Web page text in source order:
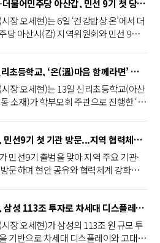
실성을 제거하고, 아산시 전체의 경제
반전시키는 마중물이 돼야 한다”고 강
어 “삼성과 행정지원 협약(MOU) 체결
로운 동력을 불어넣어야 한다”고 주문
“삼성 투자의 파급효과를 적극 알려 민간
이 ‘앞으로 성장할 도시’라는 인식을 갖
“전국에서 가장 먼저 메가프로젝트를 현
도시가 아산이라는 점을 적극 부각해야
말했다.이어 “기업과 지역이 함께 성장할
생 협력 방안을 이끌어 내는 노력도 필
“지역의 건설업체, 자재, 장비를 활용
도하고, 인력 채용 시 아산의 청년들이
될 수 있도록 업무협약(MOU) 내용에
담아내야 한다”고 당부했다.인허가 단축
여건 개선까지…전방위 행정 지원삼성
운동회와 읍·면·동별 노래자랑 등 다
로그램이 진행되며 화합과 소통의 장이
. 정순 한국후계농업경영인아산시연합
“앞으로도 한국후계농업경영인아산시연
심이 되어 지속가능한 농업·농촌을 실
최선을 다하겠다”고 포부를 밝혔다. 오
시장은 “이번 행사가 세대 간의 소통과
는 앞으로도 농업인 단체와 적극적으로
속가능한 농업과 경쟁력 있는 농촌을
, 50만 자족도시 아산의 든든한 농업 기
지시했다.시에 따르면, 지난 8일부터
로 이날 오전 5시 20분 호우주의보가 발
어, 오전 7시 40분을 기해 호우경보로
다. 8일부터 9일까지 이틀간 누적 강우량
전 9시 30분 기준 평균 134.8㎜를 기록
영인면이 161mm로 가장 많았다. 인근
. 이에 따라 시는 8일 밤 10시부터 재난
본부 비상 1단계를 가동하고 안전총괄
여 명이 밤샘 비상근무를 실시하며 상황
주시하고 있다.이번 비로 현재까지 가로
건과 씽크홀 1개소 등이 발생했으나 조
했으며 인명피해는 없는 것으로 집계됐
보 발표 이후에는 읍내동·곡교동 지하
로 통제에 들어갔다. 봉강교 하부에서
대가 침수됐으나 운전자는 타고 있지 않
치를 완료했다.이밖에 세월교 1개소, 둔
아산시-더불어민주당 아산갑, 민선 9기 첫 당정협의회…지역 발전 협력 다짐
장 오세현)는 6일 ‘건강밥상 온’에서 더
당 아산시(갑) 지역위원회와 민선 9기
장과 시 간부 공무원, 그리고 복기왕 국
비롯해 더불어민주당 아산갑 소속 충남
아산시의원 등 40여 명이 참석했다.특
은 인공지능(AI) 산업 육성과 광역교통망
예산 확보를 통해 민선 9기 핵심 비전
자족도시’ 실현 기반을 앞당기는 데 힘을
(모빌리티) 기반 구축 △인공지능(AI)
수단(모빌리티) 종합실증 복합시설(콤
조성 △지역 주도형 인공지능(AI) 대전환
미래산업 육성과 함께 △제6차 국도·국
계획 반영 △아산세무서 청사 신축 등
시설 확충을 비롯해 아산시의 미래 성
확보를 위한 핵심 사업들이 논의됐다.복
아산 신리초등학교, ‘온(溫)마음 함께라면’ 기부행사로 라면 1,442개 후원
장 오세현)는 13일 신리초등학교(아산
소재)가 학부모회 주관으로 진행한 ‘온
들이 나눔과 이웃사랑의 가치를 직접
, 배려와 공동체 의식을 자연스럽게 배
기회를 제공하고자 신리초등학교 학
주관으로 마련됐다.학생과 학부모가 함께
발적으로 모은 라면 1,442개는 아산시
뱅크를 통해 먹거리 지원이 필요한 취약
희 교장은 “학생들이 작은 정성을 모아
아산시, 민선9기 첫 기관 방문...지역 협력체계 강화 나서
민선9기 출범을 맞아 지역 주요 기관·
문하며 현안 공유와 협력체계 강화에
례로 방문해 각 기관장과 상견례를 갖
발전을 위한 협력 방안을 논의했다.이번
선9기 출범을 알리고 주요 기관과의 소
아산시, 삼성 113조 투자로 차세대 디스플레이·고대역폭 메모리(HBM) 후공정 핵심도시 도약
장 오세현)가 삼성의 113조 원 규모 투
기반으로 차세대 디스플레이와 고대역